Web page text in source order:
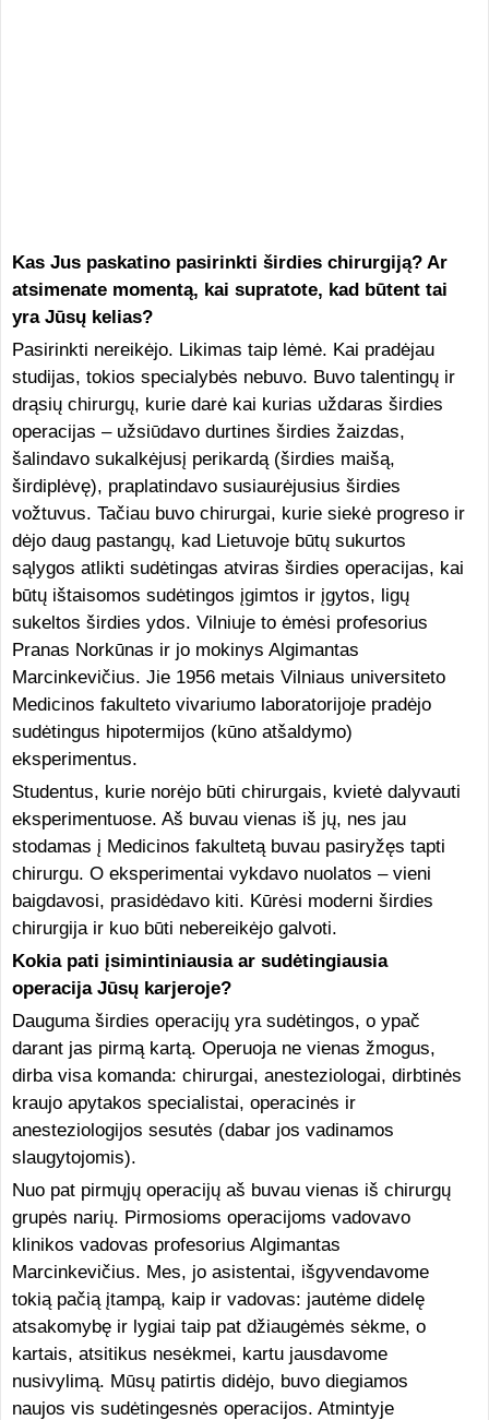
Kas Jus paskatino pasirinkti širdies chirurgiją? Ar
atsimenate momentą, kai supratote, kad būtent tai
yra Jūsų kelias?
Pasirinkti nereikėjo. Likimas taip lėmė. Kai pradėjau
studijas, tokios specialybės nebuvo. Buvo talentingų ir
drąsių chirurgų, kurie darė kai kurias uždaras širdies
operacijas – užsiūdavo durtines širdies žaizdas,
šalindavo sukalkėjusį perikardą (širdies maišą,
širdiplėvę), praplatindavo susiaurėjusius širdies
vožtuvus. Tačiau buvo chirurgai, kurie siekė progreso ir
dėjo daug pastangų, kad Lietuvoje būtų sukurtos
sąlygos atlikti sudėtingas atviras širdies operacijas, kai
būtų ištaisomos sudėtingos įgimtos ir įgytos, ligų
sukeltos širdies ydos. Vilniuje to ėmėsi profesorius
Pranas Norkūnas ir jo mokinys Algimantas
Marcinkevičius. Jie 1956 metais Vilniaus universiteto
Medicinos fakulteto vivariumo laboratorijoje pradėjo
sudėtingus hipotermijos (kūno atšaldymo)
eksperimentus.
Studentus, kurie norėjo būti chirurgais, kvietė dalyvauti
eksperimentuose. Aš buvau vienas iš jų, nes jau
stodamas į Medicinos fakultetą buvau pasiryžęs tapti
chirurgu. O eksperimentai vykdavo nuolatos – vieni
baigdavosi, prasidėdavo kiti. Kūrėsi moderni širdies
chirurgija ir kuo būti nebereikėjo galvoti.
Kokia pati įsimintiniausia ar sudėtingiausia
operacija Jūsų karjeroje?
Dauguma širdies operacijų yra sudėtingos, o ypač
darant jas pirmą kartą. Operuoja ne vienas žmogus,
dirba visa komanda: chirurgai, anesteziologai, dirbtinės
kraujo apytakos specialistai, operacinės ir
anesteziologijos sesutės (dabar jos vadinamos
slaugytojomis).
Nuo pat pirmųjų operacijų aš buvau vienas iš chirurgų
grupės narių. Pirmosioms operacijoms vadovavo
klinikos vadovas profesorius Algimantas
Marcinkevičius. Mes, jo asistentai, išgyvendavome
tokią pačią įtampą, kaip ir vadovas: jautėme didelę
atsakomybę ir lygiai taip pat džiaugėmės sėkme, o
kartais, atsitikus nesėkmei, kartu jausdavome
nusivylimą. Mūsų patirtis didėjo, buvo diegiamos
naujos vis sudėtingesnės operacijos. Atmintyje